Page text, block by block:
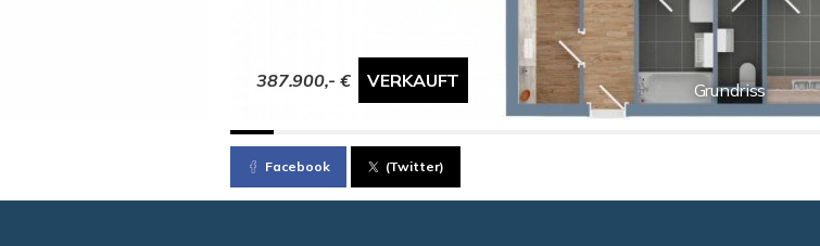
Grundriss
387.900,- € VERKAUFT
Facebook (Twitter)